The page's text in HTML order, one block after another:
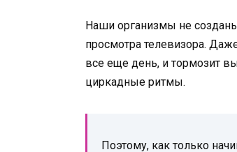
Наши организмы не
просмотра телевизора.
все еще день, и тормозит
циркадные ритмы.
Поэтому, как только